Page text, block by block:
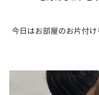
今日はお部屋のお片付